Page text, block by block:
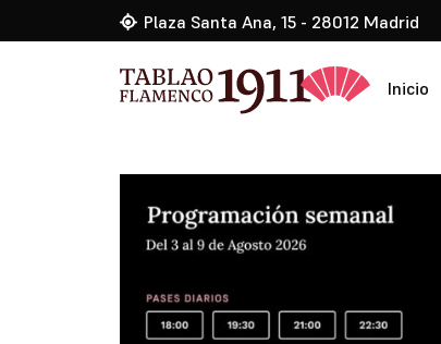
Plaza Santa Ana, 15 - 28012 Madrid
Inicio